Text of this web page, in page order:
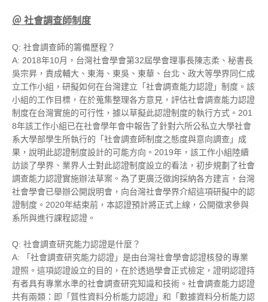
＠ 社會調查師制度
Q: 社會調查師的籌備歷程？
A: 2018年10月，台灣社會學會第32屆學會理事長陳志柔、秘書長
吳宗昇，責成輔大、東海、東吳、東華、台北、政大等學界同仁成
立工作小組，研擬如何在台灣建立「社會調查能力認證」制度。該
小組的工作目標，在於蒐集整理各方意見，評估社會調查能力認證
制度在台灣實施的可行性，據以草擬此認證制度的執行方式。201
8年該工作小組已在社會學年會中報告了針對六所公私立大學社會
系大學部學生所執行的「社會調查師制度之態度與意向調查」成
果，說明此認證制度設計的可能方向。2019年，該工作小組陸續
訪談了學界、業界人士對此認證制度設立的看法，初步規劃了社會
調查能力認證實施辦法草案。為了更廣泛徵詢採納各方建言，台灣
社會學會已舉辦公開說明會，向台灣社會學界介紹這項研擬中的認
證制度。2020年結束前，本認證預計將正式上線，公開徵求參與
系所與進行課程認證。
Q: 社會調查研究能力認證是什麼？
A: 「社會調查研究能力認證」是由台灣社會學會認證核發的專業
證照。這項認證設立的目的，在於透過學會正式檢定，證明認證持
有者具有專業水準的社會調查研究知識和技術。社會調查能力認證
共有兩類：即「質性資料分析能力認證」和「數據資料分析能力認